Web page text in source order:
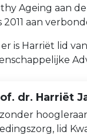
Ageing aan
2011 aan
is Harriët lid
dr. Harriët
lid